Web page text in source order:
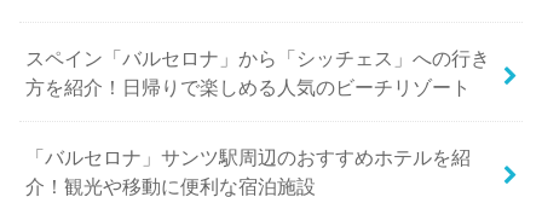
スペイン「バルセロナ」から「シッチェス」への行き
方を紹介！日帰りで楽しめる人気のビーチリゾート
「バルセロナ」サンツ駅周辺のおすすめホテルを紹
介！観光や移動に便利な宿泊施設